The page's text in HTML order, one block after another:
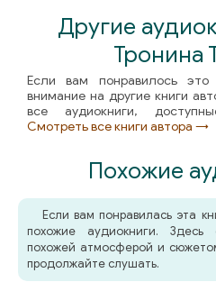
Другие
Тронина
Если вам понравилось это
внимание на другие книги
все аудиокниги,
Смотреть все книги автора →
Похожие
Если вам понравилась эта
похожие аудиокниги. Здесь
похожей атмосферой и
продолжайте слушать.